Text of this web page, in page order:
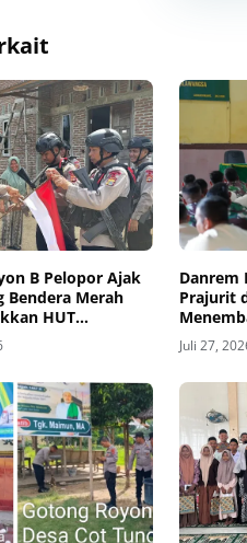
B Pelopor Ajak
Bendera Merah
HUT
Ke-81
Danrem
Prajurit
dan
Juli 27,